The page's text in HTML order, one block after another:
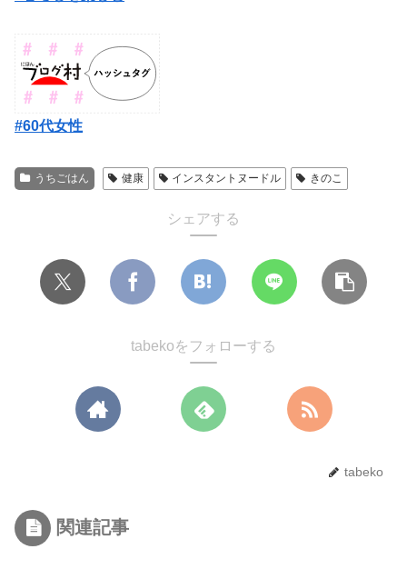
#60代女性
うちごはん 健康 インスタントヌードル きのこ
シェアする
tabekoをフォローする
tabeko
関連記事